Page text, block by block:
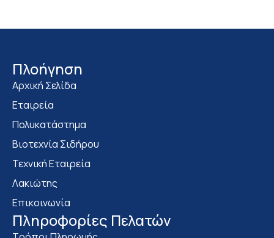
Πλοήγηση
Αρχική Σελίδα
Εταιρεία
Πολυκατάστημα
Bιοτεχνία Σιδήρου
Τεχνική Εταιρεία
Λακιώτης
Επικοινωνία
Πληροφορίες Πελατών